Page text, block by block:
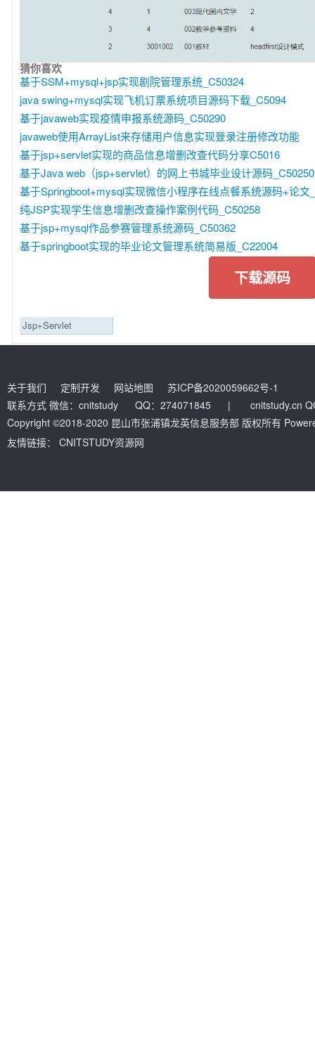
猜你喜欢
基于SSM+mysql+jsp实现剧院管理系统_C50324
java swing+mysql实现飞机订票系统项目源码下载_C5094
基于javaweb实现疫情申报系统源码_C50290
javaweb使用ArrayList来存储用户信息实现登录注册修改功能
基于jsp+servlet实现的商品信息增删改查代码分享C5016
基于Java web（jsp+servlet）的网上书城毕业设计源码_C50250
基于Springboot+mysql实现微信小程序在线点餐系统源码+论文
纯JSP实现学生信息增删改查操作案例代码_C50258
基于jsp+mysql作品参赛管理系统源码_C50362
基于springboot实现的毕业论文管理系统简易版_C22004
下载源码
Jsp+Servlet
关于我们 定制开发 网站地图
苏ICP备2020059662号-1
联系方式 微信：cnitstudy QQ：274071845
|
cnitstudy.cn
Copyright ©2018-2020 昆山市张浦镇龙英信息服务部 版权所有
友情链接：
CNITSTUDY资源网